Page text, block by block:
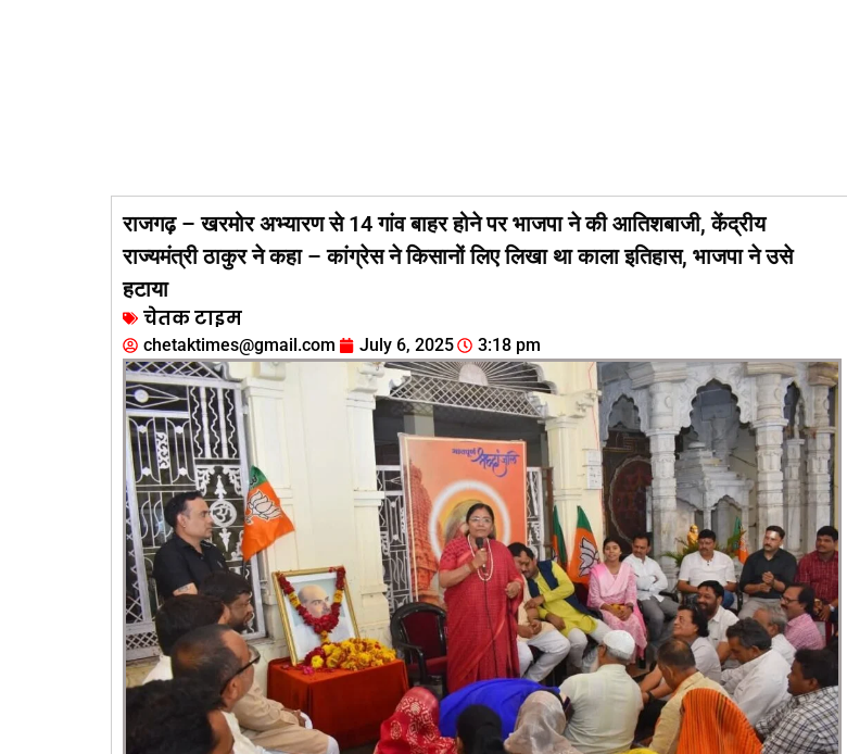
राजगढ़ – खरमोर अभ्यारण से 14 गांव बाहर होने पर भाजपा ने की आतिशबाजी, केंद्रीय
राज्यमंत्री ठाकुर ने कहा – कांग्रेस ने किसानों लिए लिखा था काला इतिहास, भाजपा ने उसे
हटाया
चेतक टाइम
chetaktimes@gmail.com July 6, 2025 3:18 pm